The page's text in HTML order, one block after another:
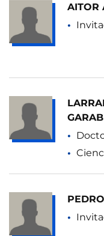
AITOR